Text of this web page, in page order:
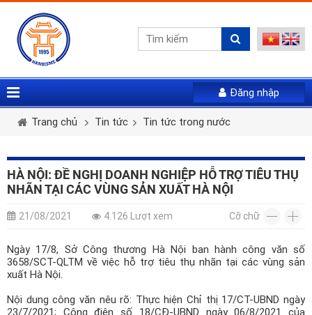
Tên tài khoản *
Mật khẩu *
ĐĂNG NHẬP
Quên mật khẩu
Vui lòng gửi mail. Chúng tôi sẽ gửi link khởi tạo mật
khẩu mới qua email của bạn
LẤY LẠI MẬT KHẨU
Họ và tên * Giới tính *
Email * Điện thoại *
Tài khoản *
Mật khẩu * Nhập lại mật khẩu *
Đăng nhập
Trang chủ Tin tức Tin tức trong nước
HÀ NỘI: ĐỀ NGHỊ DOANH NGHIỆP HỖ TRỢ TIÊU THỤ
NHÃN TẠI CÁC VÙNG SẢN XUẤT HÀ NỘI
21/08/2021 4.126 Lượt xem Cỡ chữ
Ngày 17/8, Sở Công thương Hà Nội ban hành công văn số
3658/SCT-QLTM về việc hỗ trợ tiêu thụ nhãn tại các vùng sản
xuất Hà Nội.
Nội dung công văn nêu rõ: Thực hiện Chỉ thị 17/CT-UBND ngày
23/7/2021; Công điện số 18/CĐ-UBND ngày 06/8/2021 của